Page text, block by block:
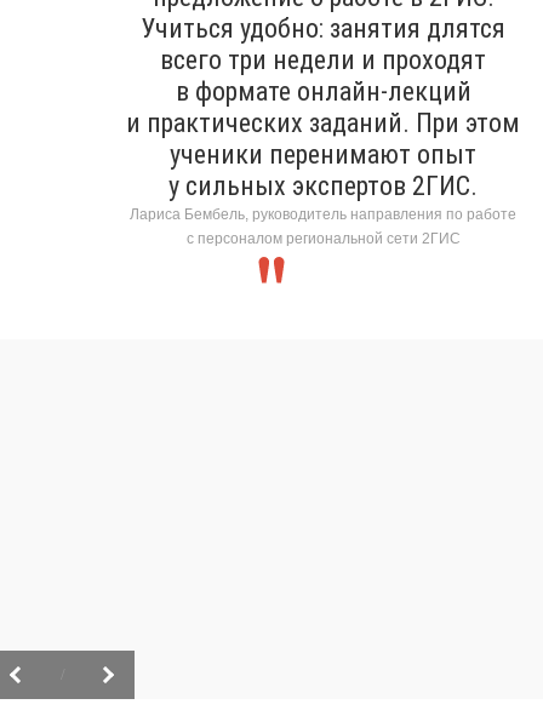
Учиться удобно: занятия длятся
всего три недели и проходят
в формате онлайн-лекций
и практических заданий. При этом
ученики перенимают опыт
у сильных экспертов 2ГИС.
Лариса Бембель, руководитель направления по работе
с персоналом региональной сети 2ГИС